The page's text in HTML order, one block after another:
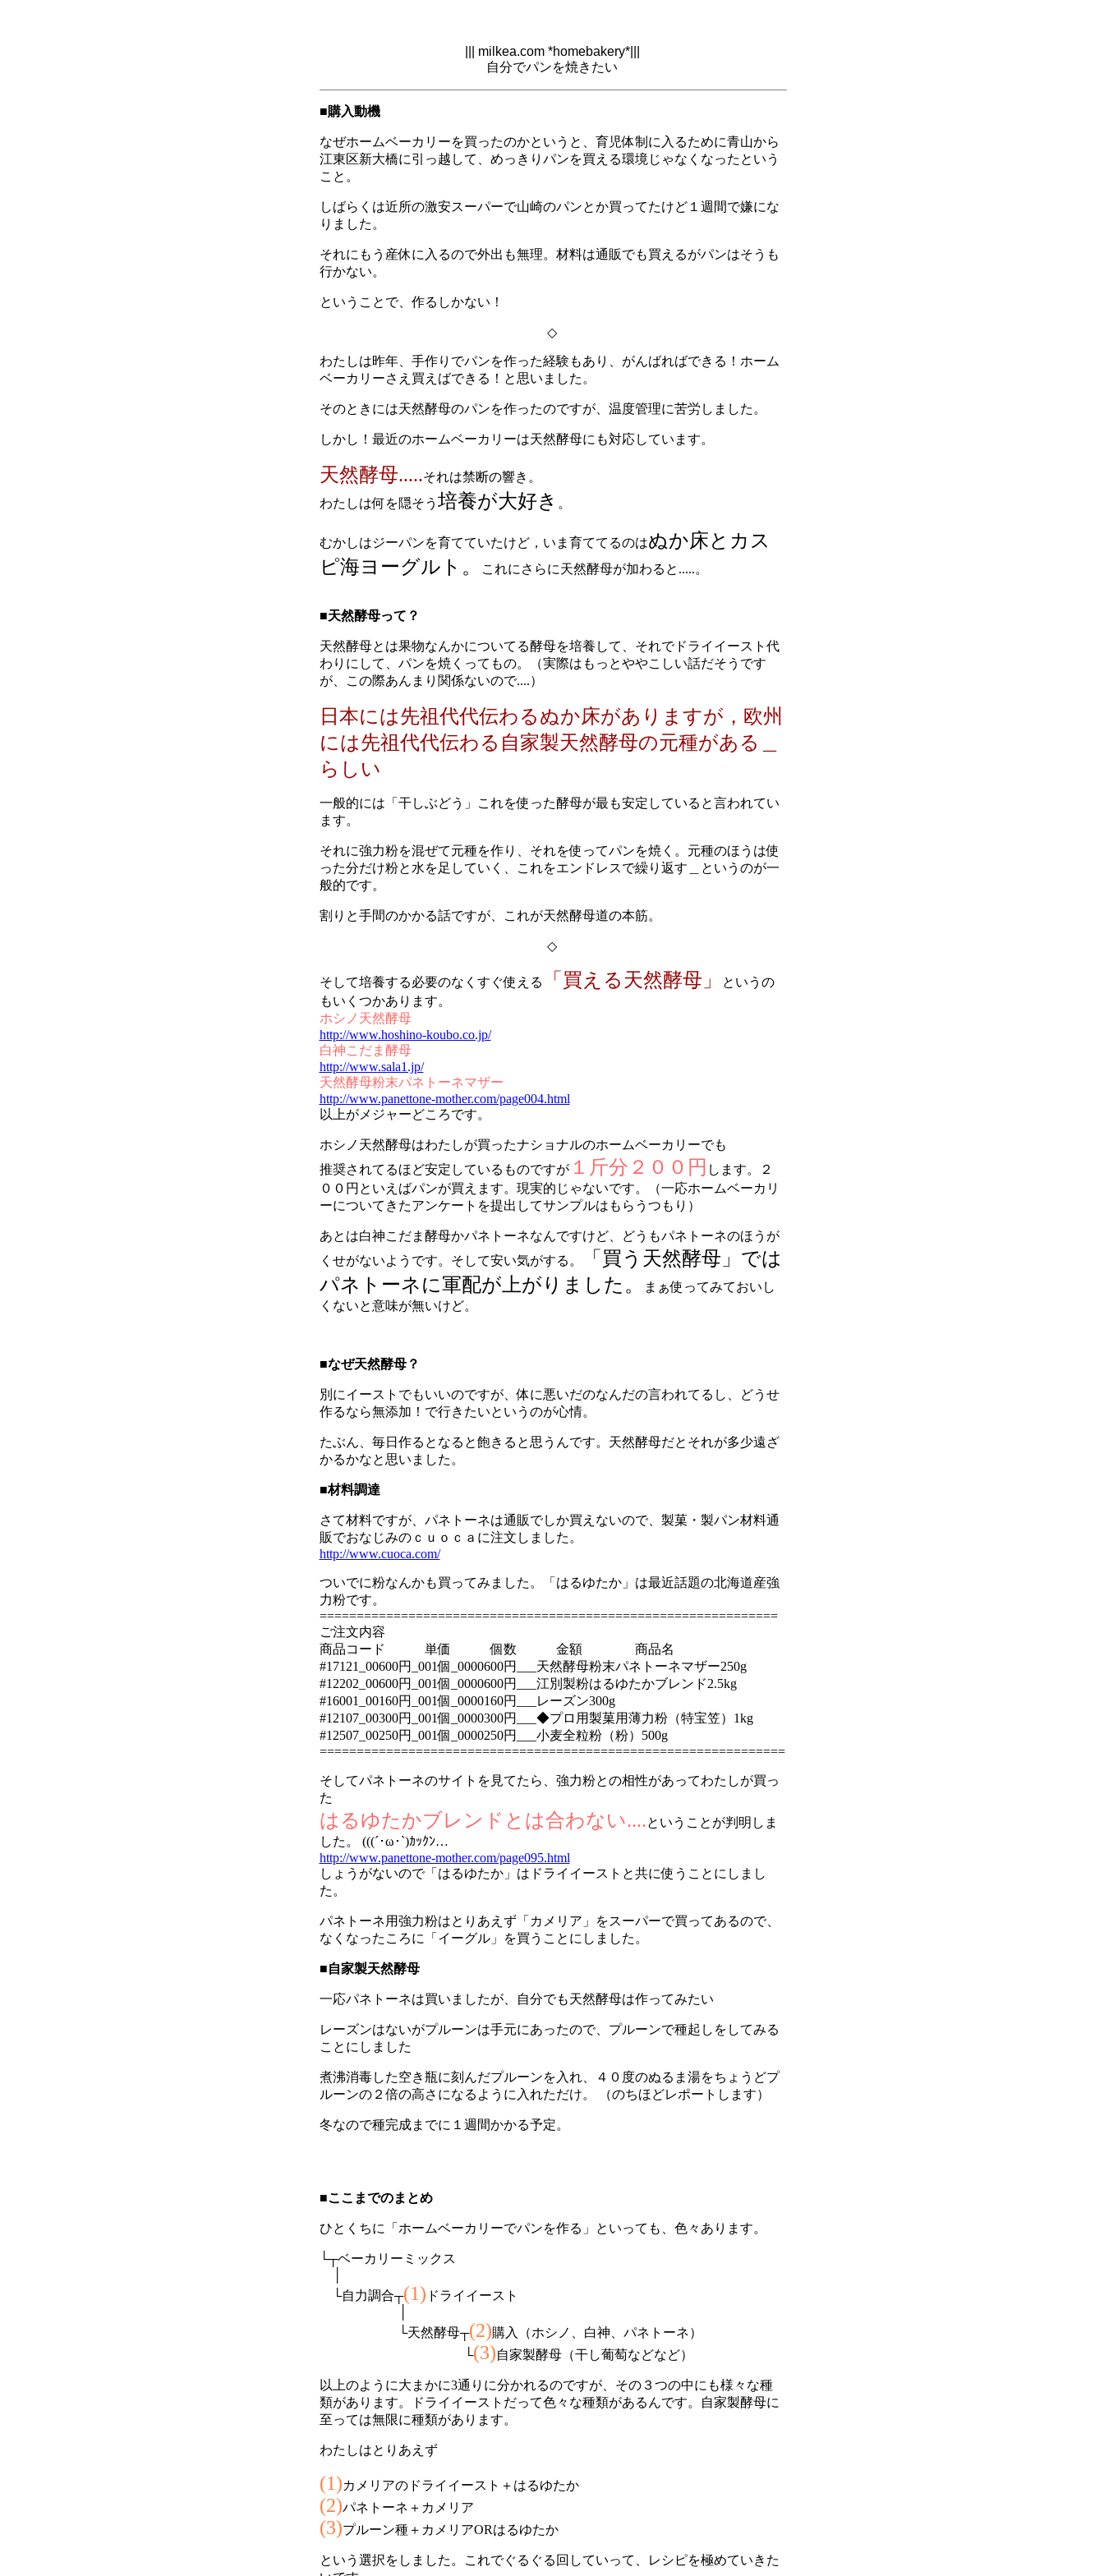
||| milkea.com *homebakery*|||
自分でパンを焼きたい
■購入動機
なぜホームベーカリーを買ったのかというと、育児体制に入るために青山から
江東区新大橋に引っ越して、めっきりパンを買える環境じゃなくなったという
こと。
しばらくは近所の激安スーパーで山崎のパンとか買ってたけど１週間で嫌にな
りました。
それにもう産休に入るので外出も無理。材料は通販でも買えるがパンはそうも
行かない。
ということで、作るしかない！
◇
わたしは昨年、手作りでパンを作った経験もあり、がんばればできる！ホーム
ベーカリーさえ買えばできる！と思いました。
そのときには天然酵母のパンを作ったのですが、温度管理に苦労しました。
しかし！最近のホームベーカリーは天然酵母にも対応しています。
天然酵母.....それは禁断の響き。
わたしは何を隠そう 培養が大好き 。
むかしはジーパンを育てていたけど，いま育ててるのはぬか床とカス
ピ海ヨーグルト。
これにさらに天然酵母が加わると.....。
■天然酵母って？
天然酵母とは果物なんかについてる酵母を培養して、それでドライイースト代
わりにして、パンを焼くってもの。（実際はもっとややこしい話だそうです
が、この際あんまり関係ないので....）
日本には先祖代代伝わるぬか床がありますが，欧州
には先祖代代伝わる自家製天然酵母の元種がある＿
らしい
一般的には「干しぶどう」これを使った酵母が最も安定していると言われてい
ます。
それに強力粉を混ぜて元種を作り、それを使ってパンを焼く。元種のほうは使
った分だけ粉と水を足していく、これをエンドレスで繰り返す＿というのが一
般的です。
割りと手間のかかる話ですが、これが天然酵母道の本筋。
◇
そして培養する必要のなくすぐ使える 「買える天然酵母」
というの
もいくつかあります。
ホシノ天然酵母
http://www.hoshino-koubo.co.jp/
白神こだま酵母
http://www.sala1.jp/
天然酵母粉末パネトーネマザー
http://www.panettone-mother.com/page004.html
以上がメジャーどころです。
ホシノ天然酵母はわたしが買ったナショナルのホームベーカリーでも
推奨されてるほど安定しているものですが１斤分２００円 します。２
００円といえばパンが買えます。現実的じゃないです。（一応ホームベーカリ
ーについてきたアンケートを提出してサンプルはもらうつもり）
あとは白神こだま酵母かパネトーネなんですけど、どうもパネトーネのほうが
くせがないようです。そして安い気がする。
「買う天然酵母」では
パネトーネに軍配が上がりました。
まぁ使ってみておいし
くないと意味が無いけど。
■なぜ天然酵母？
別にイーストでもいいのですが、体に悪いだのなんだの言われてるし、どうせ
作るなら無添加！で行きたいというのが心情。
たぶん、毎日作るとなると飽きると思うんです。天然酵母だとそれが多少遠ざ
かるかなと思いました。
■材料調達
さて材料ですが、パネトーネは通販でしか買えないので、製菓・製パン材料通
販でおなじみのｃｕｏｃａに注文しました。
http://www.cuoca.com/
ついでに粉なんかも買ってみました。「はるゆたか」は最近話題の北海道産強
力粉です。
==============================================================
ご注文内容
商品コード 単価 個数 金額 商品名
#17121_00600円_001個_0000600円___天然酵母粉末パネトーネマザー250g
#12202_00600円_001個_0000600円___江別製粉はるゆたかブレンド2.5kg
#16001_00160円_001個_0000160円___レーズン300g
#12107_00300円_001個_0000300円___◆プロ用製菓用薄力粉（特宝笠）1kg
#12507_00250円_001個_0000250円___小麦全粒粉（粉）500g
===============================================================
そしてパネトーネのサイトを見てたら、強力粉との相性があってわたしが買っ
た
はるゆたかブレンドとは合わない....ということが判明しま
した。 (((´･ω･`)ｶｯｸﾝ…
http://www.panettone-mother.com/page095.html
しょうがないので「はるゆたか」はドライイーストと共に使うことにしまし
た。
パネトーネ用強力粉はとりあえず「カメリア」をスーパーで買ってあるので、
なくなったころに「イーグル」を買うことにしました。
■自家製天然酵母
一応パネトーネは買いましたが、自分でも天然酵母は作ってみたい
レーズンはないがプルーンは手元にあったので、プルーンで種起しをしてみる
ことにしました
煮沸消毒した空き瓶に刻んだプルーンを入れ、４０度のぬるま湯をちょうどプ
ルーンの２倍の高さになるように入れただけ。 （のちほどレポートします）
冬なので種完成までに１週間かかる予定。
■ここまでのまとめ
ひとくちに「ホームベーカリーでパンを作る」といっても、色々あります。
└┬ベーカリーミックス
└自力調合┬(1) ドライイースト
└天然酵母┬(2)購入（ホシノ、白神、パネトーネ）
└(3)自家製酵母（干し葡萄などなど）
以上のように大まかに3通りに分かれるのですが、その３つの中にも様々な種
類があります。ドライイーストだって色々な種類があるんです。自家製酵母に
至っては無限に種類があります。
わたしはとりあえず
(1)カメリアのドライイースト＋はるゆたか
(2)パネトーネ＋カメリア
(3)プルーン種＋カメリアORはるゆたか
という選択をしました。これでぐるぐる回していって、レシピを極めていきた